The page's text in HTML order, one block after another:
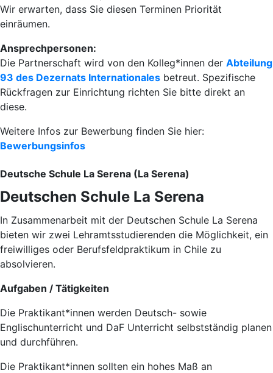
Wir erwarten, dass Sie diesen Terminen Priorität
einräumen.
Ansprechpersonen:
Die Partnerschaft wird von den Kolleg*innen der Abteilung
93 des Dezernats Internationales betreut. Spezifische
Rückfragen zur Einrichtung richten Sie bitte direkt an
diese.
Weitere Infos zur Bewerbung finden Sie hier:
Bewerbungsinfos
Deutsche Schule La Serena (La Serena)
Deutschen Schule La Serena
In Zusammenarbeit mit der Deutschen Schule La Serena
bieten wir zwei Lehramtsstudierenden die Möglichkeit, ein
freiwilliges oder Berufsfeldpraktikum in Chile zu
absolvieren.
Aufgaben / Tätigkeiten
Die Praktikant*innen werden Deutsch- sowie
Englischunterricht und DaF Unterricht selbstständig planen
und durchführen.
Die Praktikant*innen sollten ein hohes Maß an